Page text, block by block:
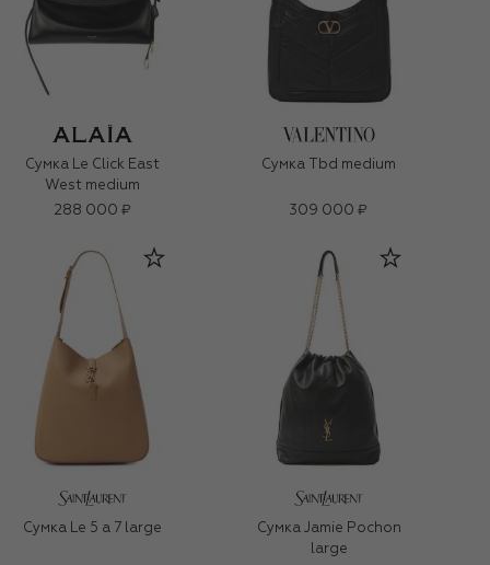
Сумка Le Click East
West medium
288 000 ₽
Сумка Tbd medium
309 000 ₽
Сумка Le 5 a 7 large
Сумка Jamie Pochon
large